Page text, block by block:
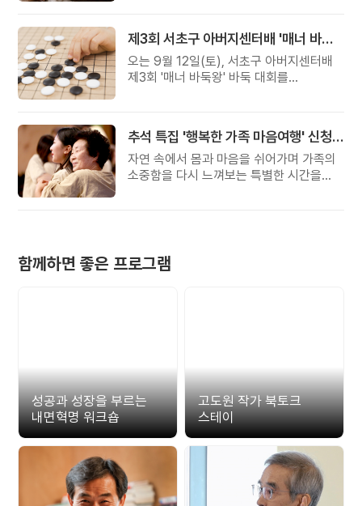
제3회 서초구 아버지센터배 '매너 바둑왕' 대회
오는 9월 12일(토), 서초구 아버지센터배
제3회 '매너 바둑왕' 바둑 대회를
추석 특집 '행복한 가족 마음여행' 신청 안내
자연 속에서 몸과 마음을 쉬어가며 가족의
소중함을 다시 느껴보는 특별한 시간을
함께하면 좋은 프로그램
성공과 성장을 부르는
내면혁명 워크숍
고도원 작가 북토크
스테이